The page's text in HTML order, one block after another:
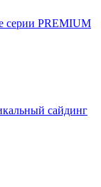
серии PREMIUM
сайдинг